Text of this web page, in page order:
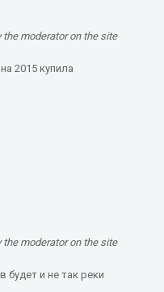
moderator on the site
2015 купила
moderator on the site
и не так реки